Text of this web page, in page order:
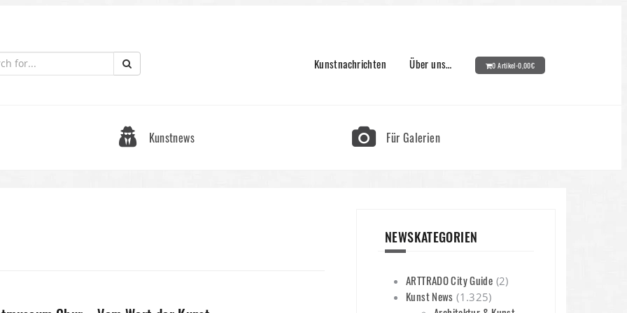
Kunstnachrichten Über uns… 0 Artikel-0,00€
Kunstnews Für Galerien
NEWSKATEGORIEN
ARTTRADO City Guide (2)
Kunst News (1.325)